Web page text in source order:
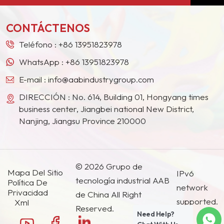
Medio, el Sudeste Asiático, Japón, Corea del Sur y
CONTÁCTENOS
Teléfono : +86 13951823978
WhatsApp : +86 13951823978
E-mail : info@aabindustrygroup.com
DIRECCIÓN : No. 614, Building 01, Hongyang times
business center, Jiangbei national New District,
Nanjing, Jiangsu Province 210000
Mapa Del Sitio
Política De
Privacidad
Xml
© 2026 Grupo de
tecnología industrial AAB
de China All Right
Reserved.
IPv6
network
supported.
Need Help?